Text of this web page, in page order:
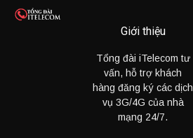
Giới thiệu
Tổng đài iTelecom tư
vấn, hỗ trợ khách
hàng đăng ký các dịch
vụ 3G/4G của nhà
mạng 24/7.